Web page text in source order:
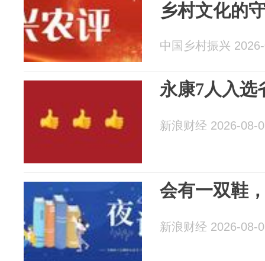
乡村文化的
中国乡村振兴
永康7人入选
新浪财经 2026-08-
会有一双鞋
新浪财经 2026-08-